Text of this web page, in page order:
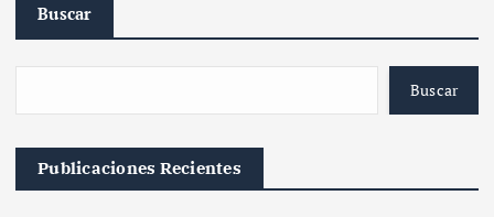
Buscar
Buscar
Publicaciones Recientes